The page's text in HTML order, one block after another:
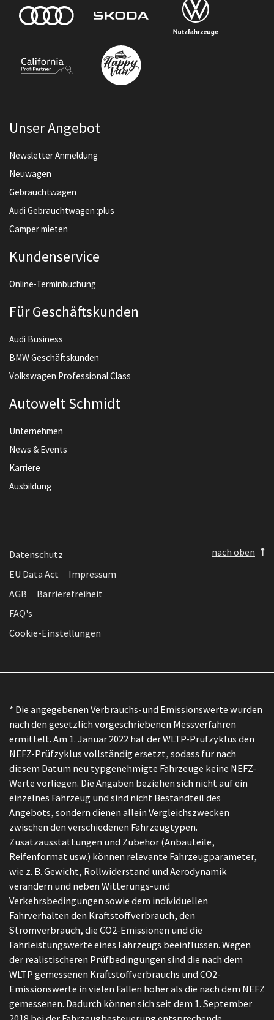
Unser Angebot
Newsletter Anmeldung
Neuwagen
Gebrauchtwagen
Audi Gebrauchtwagen :plus
Camper mieten
Kundenservice
Online-Terminbuchung
Für Geschäftskunden
Audi Business
BMW Geschäftskunden
Volkswagen Professional Class
Autowelt Schmidt
Unternehmen
News & Events
Karriere
Ausbildung
Datenschutz
EU Data Act
Impressum
AGB
Barrierefreiheit
FAQ's
Cookie-Einstellungen
nach oben
* Die angegebenen Verbrauchs-und Emissionswerte wurden
nach den gesetzlich vorgeschriebenen Messverfahren
ermittelt. Am 1. Januar 2022 hat der WLTP-Prüfzyklus den
NEFZ-Prüfzyklus vollständig ersetzt, sodass für nach
diesem Datum neu typgenehmigte Fahrzeuge keine NEFZ-
Werte vorliegen. Die Angaben beziehen sich nicht auf ein
einzelnes Fahrzeug und sind nicht Bestandteil des
Angebots, sondern dienen allein Vergleichszwecken
zwischen den verschiedenen Fahrzeugtypen.
Zusatzausstattungen und Zubehör (Anbauteile,
Reifenformat usw.) können relevante Fahrzeugparameter,
wie z. B. Gewicht, Rollwiderstand und Aerodynamik
verändern und neben Witterungs-und
Verkehrsbedingungen sowie dem individuellen
Fahrverhalten den Kraftstoffverbrauch, den
Stromverbrauch, die CO2-Emissionen und die
Fahrleistungswerte eines Fahrzeugs beeinflussen. Wegen
der realistischeren Prüfbedingungen sind die nach dem
WLTP gemessenen Kraftstoffverbrauchs und CO2-
Emissionswerte in vielen Fällen höher als die nach dem NEFZ
gemessenen. Dadurch können sich seit dem 1. September